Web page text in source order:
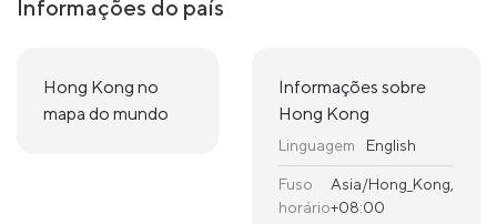
Informações do país
Hong Kong no
mapa do mundo
Informações sobre
Hong Kong
Linguagem English
Fuso
horário
Asia/Hong_Kong,
+08:00